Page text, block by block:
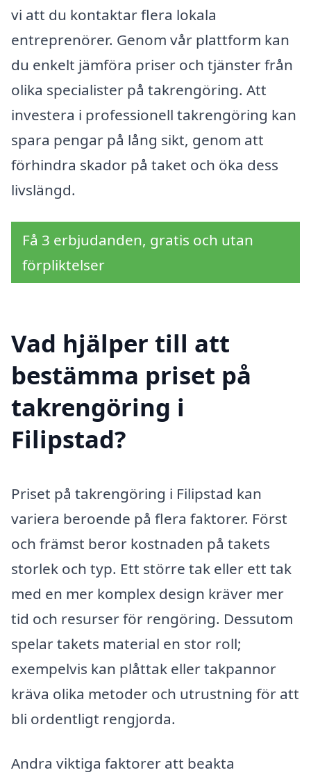
vi att du kontaktar flera lokala
entreprenörer. Genom vår plattform kan
du enkelt jämföra priser och tjänster från
olika specialister på takrengöring. Att
investera i professionell takrengöring kan
spara pengar på lång sikt, genom att
förhindra skador på taket och öka dess
livslängd.
Få 3 erbjudanden, gratis och utan
förpliktelser
Vad hjälper till att
bestämma priset på
takrengöring i
Filipstad?
Priset på takrengöring i Filipstad kan
variera beroende på flera faktorer. Först
och främst beror kostnaden på takets
storlek och typ. Ett större tak eller ett tak
med en mer komplex design kräver mer
tid och resurser för rengöring. Dessutom
spelar takets material en stor roll;
exempelvis kan plåttak eller takpannor
kräva olika metoder och utrustning för att
bli ordentligt rengjorda.
Andra viktiga faktorer att beakta